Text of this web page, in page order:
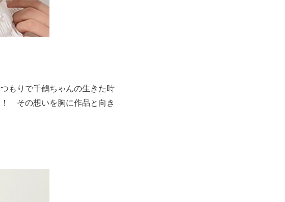
もりで千鶴ちゃんの生きた時
その想いを胸に作品と向き